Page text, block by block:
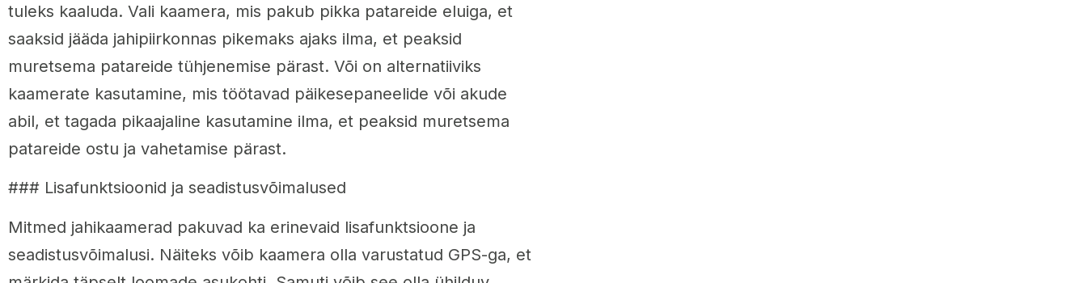
tuleks kaaluda. Vali kaamera, mis pakub pikka patareide eluiga, et
saaksid jääda jahipiirkonnas pikemaks ajaks ilma, et peaksid
muretsema patareide tühjenemise pärast. Või on alternatiiviks
kaamerate kasutamine, mis töötavad päikesepaneelide või akude
abil, et tagada pikaajaline kasutamine ilma, et peaksid muretsema
patareide ostu ja vahetamise pärast.
### Lisafunktsioonid ja seadistusvõimalused
Mitmed jahikaamerad pakuvad ka erinevaid lisafunktsioone ja
seadistusvõimalusi. Näiteks võib kaamera olla varustatud GPS-ga, et